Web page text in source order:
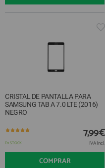
CRISTAL DE PANTALLA PARA
SAMSUNG TAB A 7.0 LTE (2016)
NEGRO
En STOCK
7,99€
IVA Incl.
COMPRAR